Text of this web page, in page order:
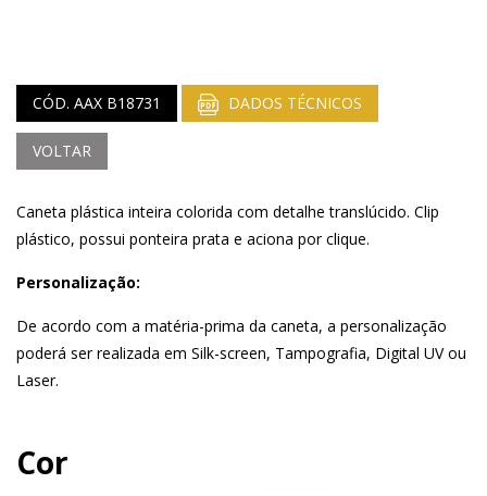
CÓD. AAX B18731 DADOS TÉCNICOS
VOLTAR
Caneta plástica inteira colorida com detalhe translúcido. Clip
plástico, possui ponteira prata e aciona por clique.
Personalização:
De acordo com a matéria-prima da caneta, a personalização
poderá ser realizada em Silk-screen, Tampografia, Digital UV ou
Laser.
Cor